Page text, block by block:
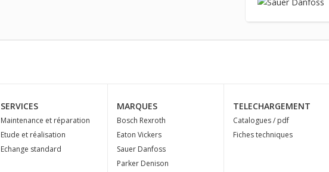
SERVICES
Maintenance et réparation
Etude et réalisation
Echange standard
MARQUES
Bosch Rexroth
Eaton Vickers
Sauer Danfoss
Parker Denison
TELECHARGEMENT
Catalogues / pdf
Fiches techniques